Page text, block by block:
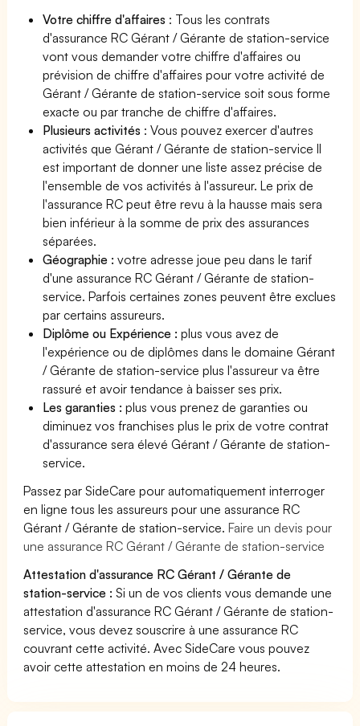
Votre chiffre d'affaires : Tous les contrats
d'assurance RC Gérant / Gérante de station-service
vont vous demander votre chiffre d'affaires ou
prévision de chiffre d'affaires pour votre activité de
Gérant / Gérante de station-service soit sous forme
exacte ou par tranche de chiffre d'affaires.
Plusieurs activités : Vous pouvez exercer d'autres
activités que Gérant / Gérante de station-service Il
est important de donner une liste assez précise de
l'ensemble de vos activités à l'assureur. Le prix de
l'assurance RC peut être revu à la hausse mais sera
bien inférieur à la somme de prix des assurances
séparées.
Géographie :votre adresse joue peu dans le tarif
d'une assurance RC Gérant / Gérante de station-
service. Parfois certaines zones peuvent être exclues
par certains assureurs.
Diplôme ou Expérience :plus vous avez de
l'expérience ou de diplômes dans le domaine Gérant
/ Gérante de station-service plus l'assureur va être
rassuré et avoir tendance à baisser ses prix.
Les garanties :plus vous prenez de garanties ou
diminuez vos franchises plus le prix de votre contrat
d'assurance sera élevé Gérant / Gérante de station-
service.
Passez par SideCare pour automatiquement interroger
en ligne tous les assureurs pour une assurance RC
Gérant / Gérante de station-service.Faire un devis pour
une assurance RC Gérant / Gérante de station-service
Attestation d'assurance RC Gérant / Gérante de
station-service : Si un de vos clients vous demande une
attestation d'assurance RC Gérant / Gérante de station-
service, vous devez souscrire à une assurance RC
couvrant cette activité. Avec SideCare vous pouvez
avoir cette attestation en moins de 24 heures.